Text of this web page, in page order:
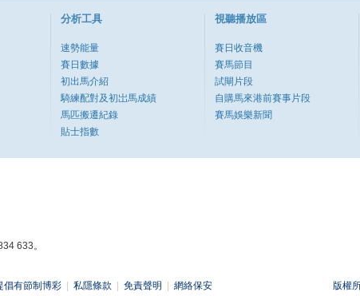
分析工具
速勢能量
賽日數據
初出馬介紹
騎練配對及初岀馬成績
馬匹搬遷紀錄
貼士指數
視聽播放區
賽日收音機
賽馬節目
試閘片段
自購馬來港前賽事片段
賽馬娛樂新聞
633。
倡有節制博彩 私隱條款 免責聲明 網絡保安 版權